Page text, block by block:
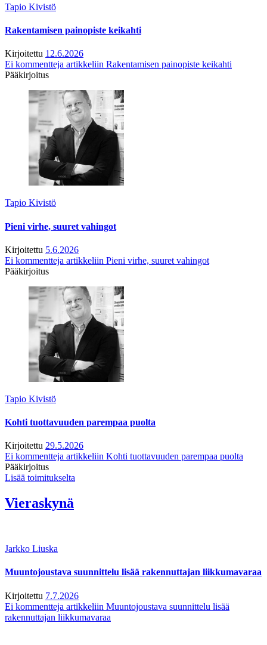
Tapio Kivistö
Rakentamisen painopiste keikahti
Kirjoitettu 12.6.2026
Ei kommentteja artikkeliin Rakentamisen painopiste keikahti
Pääkirjoitus
Tapio Kivistö
Pieni virhe, suuret vahingot
Kirjoitettu 5.6.2026
Ei kommentteja artikkeliin Pieni virhe, suuret vahingot
Pääkirjoitus
Tapio Kivistö
Kohti tuottavuuden parempaa puolta
Kirjoitettu 29.5.2026
Ei kommentteja artikkeliin Kohti tuottavuuden parempaa puolta
Pääkirjoitus
Lisää toimitukselta
Vieraskynä
Jarkko Liuska
Muuntojoustava suunnittelu lisää rakennuttajan liikkumavaraa
Kirjoitettu 7.7.2026
Ei kommentteja artikkeliin Muuntojoustava suunnittelu lisää
rakennuttajan liikkumavaraa